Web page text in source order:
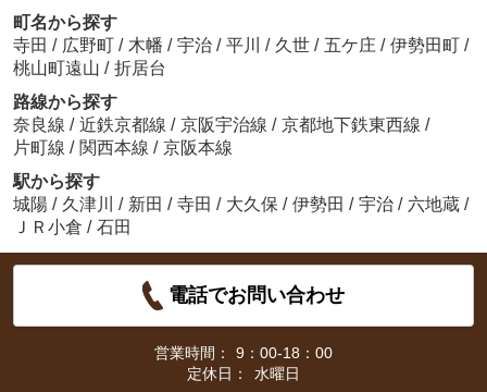
町名から探す
寺田 / 広野町 / 木幡 / 宇治 / 平川 / 久世 / 五ケ庄 / 伊勢田町 /
桃山町遠山 / 折居台
路線から探す
奈良線 / 近鉄京都線 / 京阪宇治線 / 京都地下鉄東西線 /
片町線 / 関西本線 / 京阪本線
駅から探す
城陽 / 久津川 / 新田 / 寺田 / 大久保 / 伊勢田 / 宇治 / 六地蔵 /
ＪＲ小倉 / 石田
電話でお問い合わせ
営業時間：
9：00-18：00
定休日：
水曜日